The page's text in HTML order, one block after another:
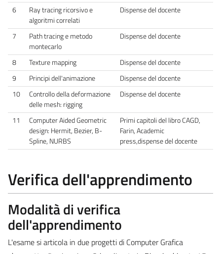
6
Ray tracing ricorsivo e
algoritmi correlati
Dispense del docente
7
Path tracing e metodo
montecarlo
Dispense del docente
8 Texture mapping
Dispense del docente
9
Principi dell'animazione
Dispense del docente
10
Controllo della deformazione
delle mesh: rigging
Dispense del docente
11
Computer Aided Geometric
design: Hermit, Bezier, B-
Spline, NURBS
Primi capitoli del libro CAGD,
Farin, Academic
press,dispense del docente
Verifica dell'apprendimento
Modalità di verifica
dell'apprendimento
L'esame si articola in due progetti di Computer Grafica